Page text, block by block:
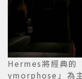
Hermes將經典的
ymorphose」為